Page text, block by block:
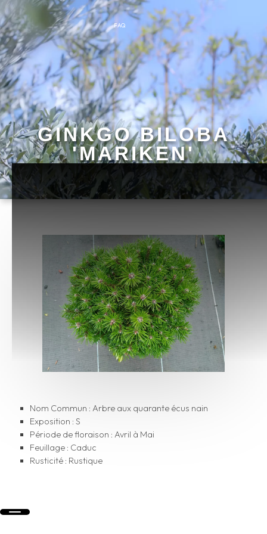
FAQ
GINKGO BILOBA
'MARIKEN'
Nom Commun : Arbre aux quarante écus nain
Exposition : S
Période de floraison : Avril à Mai
Feuillage : Caduc
Rusticité : Rustique